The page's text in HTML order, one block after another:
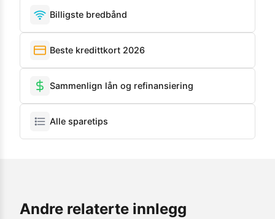
Billigste bredbånd
Beste kredittkort 2026
Sammenlign lån og refinansiering
Alle sparetips
Andre relaterte innlegg